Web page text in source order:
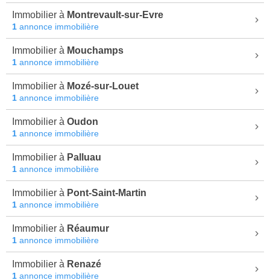
Immobilier à Montrevault-sur-Evre
1 annonce immobilière
Immobilier à Mouchamps
1 annonce immobilière
Immobilier à Mozé-sur-Louet
1 annonce immobilière
Immobilier à Oudon
1 annonce immobilière
Immobilier à Palluau
1 annonce immobilière
Immobilier à Pont-Saint-Martin
1 annonce immobilière
Immobilier à Réaumur
1 annonce immobilière
Immobilier à Renazé
1 annonce immobilière